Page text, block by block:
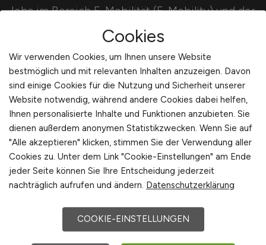
Jobs im Bereich E-Mobilität (E-Mobility) und der
Für Arbeitgeber
Stellenanzeigen schalten
Mediadaten & Konditionen
Arbeitgeber Seite
Arbeitgeber Kontakt
Karrierenetzwerk
Cookies
Wir verwenden Cookies, um Ihnen unsere Website
bestmöglich und mit relevanten Inhalten anzuzeigen. Davon
sind einige Cookies für die Nutzung und Sicherheit unserer
Website notwendig, während andere Cookies dabei helfen,
Ihnen personalisierte Inhalte und Funktionen anzubieten. Sie
dienen außerdem anonymen Statistikzwecken. Wenn Sie auf
"Alle akzeptieren" klicken, stimmen Sie der Verwendung aller
Cookies zu. Unter dem Link "Cookie-Einstellungen" am Ende
jeder Seite können Sie Ihre Entscheidung jederzeit
nachträglich aufrufen und ändern. Datenschutzerklärung
COOKIE-EINSTELLUNGEN